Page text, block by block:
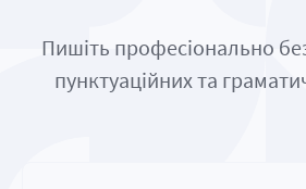
Пишіть професіонально
пунктуаційних та